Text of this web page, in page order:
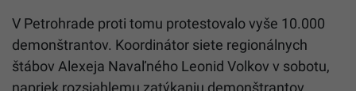
V Petrohrade proti tomu protestovalo vyše 10.000
demonštrantov. Koordinátor siete regionálnych
štábov Alexeja Navaľného Leonid Volkov v sobotu,
napriek rozsiahlemu zatýkaniu demonštrantov,